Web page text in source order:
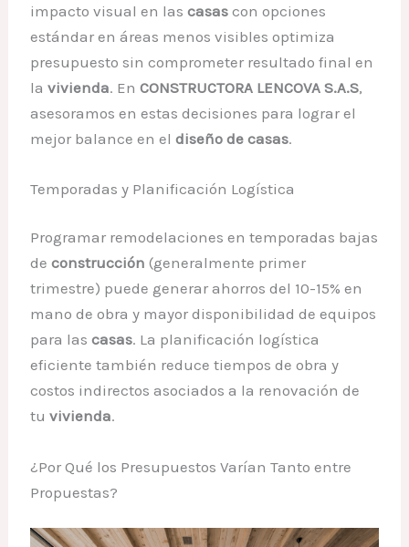
impacto visual en lascasas con opciones
estándar en áreas menos visibles optimiza
presupuesto sin comprometer resultado final en
lavivienda. EnCONSTRUCTORA LENCOVA S.A.S,
asesoramos en estas decisiones para lograr el
mejor balance en eldiseño de casas.
Temporadas y Planificación Logística
Programar remodelaciones en temporadas bajas
deconstrucción (generalmente primer
trimestre) puede generar ahorros del 10-15% en
mano de obra y mayor disponibilidad de equipos
para lascasas. La planificación logística
eficiente también reduce tiempos de obra y
costos indirectos asociados a la renovación de
tuvivienda.
¿Por Qué los Presupuestos Varían Tanto entre
Propuestas?